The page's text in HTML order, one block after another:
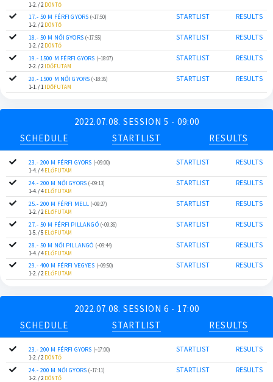
1-2. / 2 DÖNTŐ
17.- 50 M FÉRFI GYORS (~17:50)
1-2. / 2DÖNTŐ
STARTLIST RESULTS
18.- 50 M NŐI GYORS (~17:55)
1-2. / 2 DÖNTŐ
STARTLIST RESULTS
19.- 1500 M FÉRFI GYORS (~18:07)
2-2. / 2 IDŐFUTAM
STARTLIST RESULTS
20.- 1500 M NŐI GYORS (~18:35)
1-1. / 1 IDŐFUTAM
STARTLIST RESULTS
2022.07.08. SESSION 5 - 09:00
SCHEDULE
STARTLIST RESULTS
23.- 200 M FÉRFI GYORS (~09:00)
1-4. / 4 ELŐFUTAM
STARTLIST RESULTS
24.- 200 M NŐI GYORS (~09:13)
1-4. / 4ELŐFUTAM
STARTLIST RESULTS
25.- 200 M FÉRFI MELL (~09:27)
1-2. / 2 ELŐFUTAM
STARTLIST RESULTS
27.- 50 M FÉRFI PILLANGÓ (~09:36)
1-5. / 5 ELŐFUTAM
STARTLIST RESULTS
28.- 50 M NŐI PILLANGÓ (~09:44)
1-4. / 4ELŐFUTAM
STARTLIST RESULTS
29.- 400 M FÉRFI VEGYES (~09:50)
1-2. / 2 ELŐFUTAM
STARTLIST RESULTS
2022.07.08. SESSION 6 - 17:00
SCHEDULE
STARTLIST RESULTS
23.- 200 M FÉRFI GYORS (~17:00)
1-2. / 2 DÖNTŐ
STARTLIST RESULTS
24.- 200 M NŐI GYORS (~17:11)
1-2. / 2 DÖNTŐ
STARTLIST RESULTS